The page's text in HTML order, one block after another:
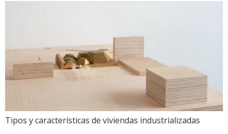
Tipos y características de viviendas industrializadas